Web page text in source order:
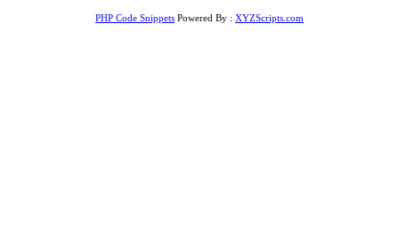
PHP Code Snippets Powered By : XYZScripts.com